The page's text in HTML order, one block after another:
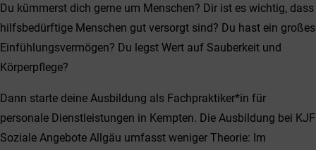
Du kümmerst dich gerne um Menschen? Dir ist es wichtig, dass
hilfsbedürftige Menschen gut versorgt sind? Du hast ein großes
Einfühlungsvermögen? Du legst Wert auf Sauberkeit und
Körperpflege?
Dann starte deine Ausbildung als Fachpraktiker*in für
personale Dienstleistungen in Kempten. Die Ausbildung bei KJF
Soziale Angebote Allgäu umfasst weniger Theorie: Im